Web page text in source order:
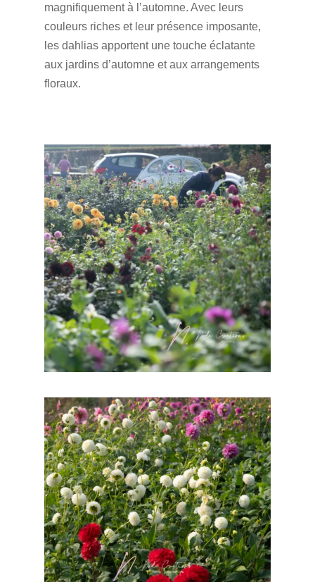
magnifiquement à l’automne. Avec leurs
couleurs riches et leur présence imposante,
les dahlias apportent une touche éclatante
aux jardins d’automne et aux arrangements
floraux.